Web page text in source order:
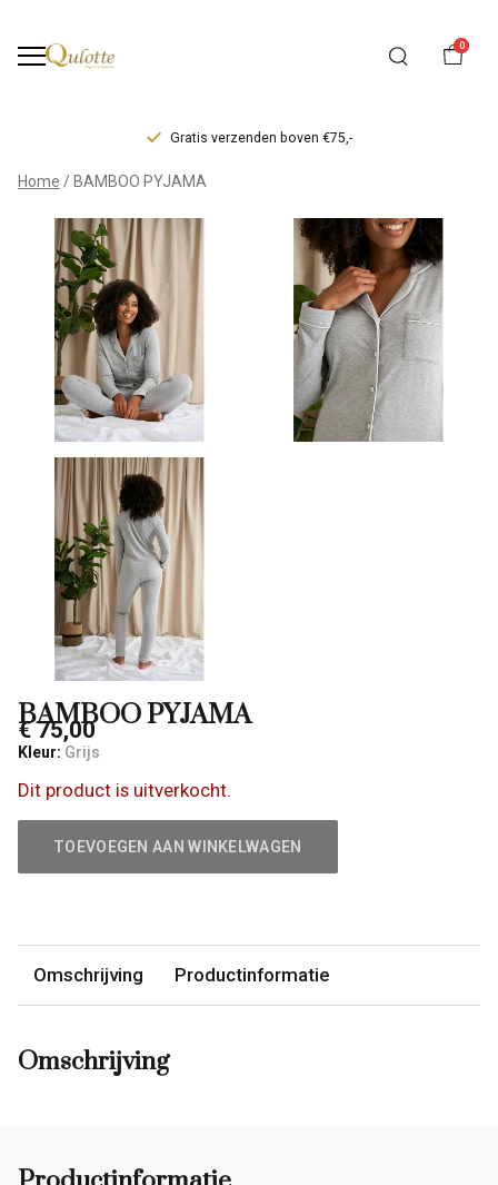
0
Gratis verzenden boven €75,-
BAMBOO
PYJAMA
Qulotte
Home BAMBOO PYJAMA
BAMBOO PYJAMA
€ 75,00
Kleur: Grijs
Dit product is uitverkocht.
TOEVOEGEN AAN WINKELWAGEN
Omschrijving Productinformatie
Omschrijving